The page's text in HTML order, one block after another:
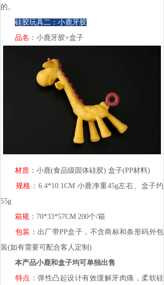
的。
硅胶玩具二：小鹿牙胶
品名： 小鹿牙胶+盒子
材质： 小鹿(食品级固体硅胶) 盒子(PP材料)
规格： 6.4*10.1CM 小鹿净重45g左右、盒子约
55g
箱规： 70*33*57CM 200个/箱
包装： 出厂带PP盒子，不含商标和条形码外包
装(如有需要可配合客人定制)
本产品小鹿和盒子均可单独出售
特点：弹性凸起设计有效缓解牙肉痛，柔软硅